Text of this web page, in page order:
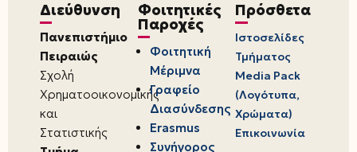
Διεύθυνση
Πανεπιστήμιο
Πειραιώς
Σχολή
Χρηματοοικονομικής
και
Στατιστικής
Φοιτητικές
Παροχές
Φοιτητική
Μέριμνα
Γραφείο
Διασύνδεσης
Erasmus
Συνήγορος
Πρόσθετα
Ιστοσελίδες
Τμήματος
Media Pack
(Λογότυπα,
Χρώματα)
Επικοινωνία